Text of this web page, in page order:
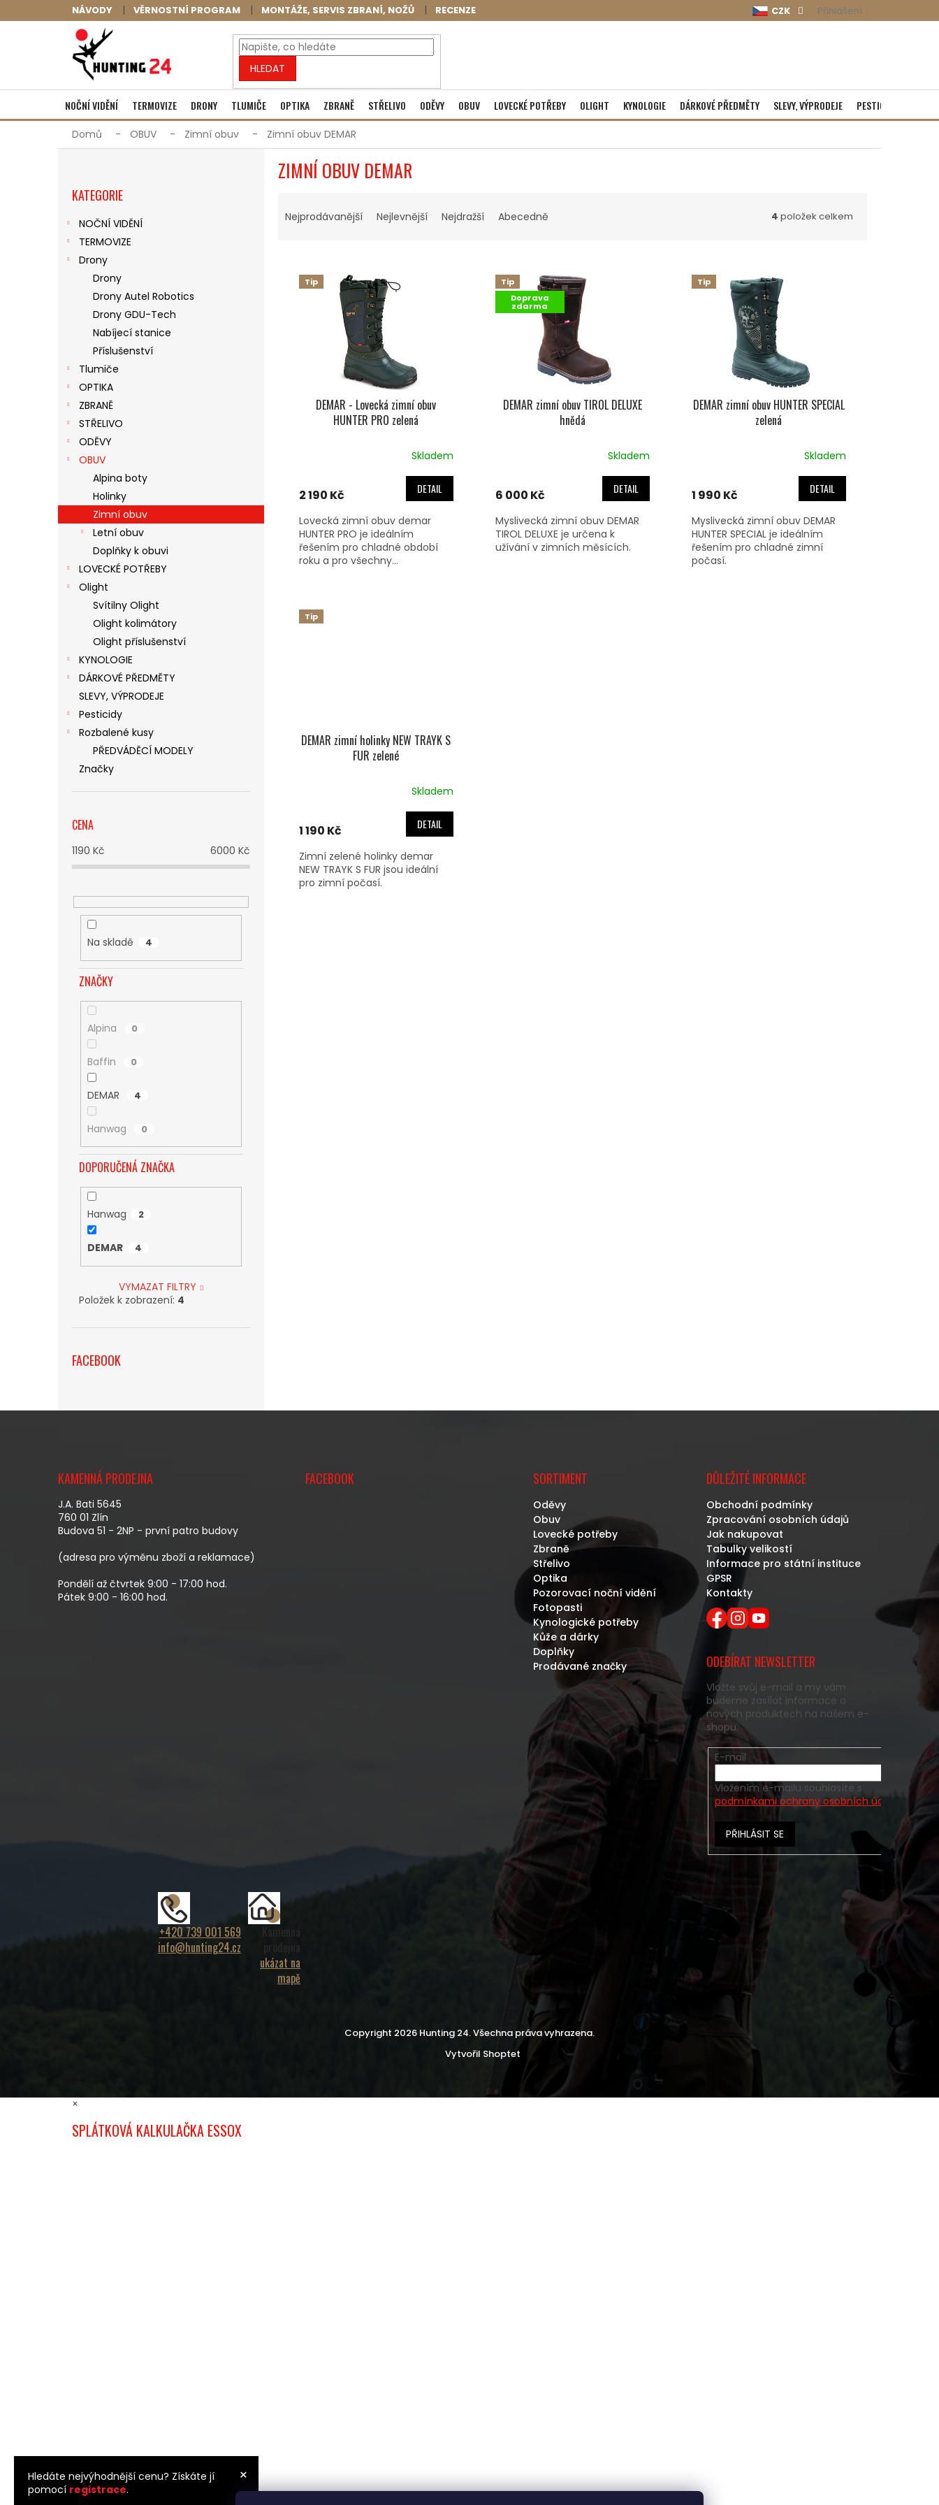
na
NÁVODY VĚRNOSTNÍ PROGRAM MONTÁŽE, SERVIS ZBRANÍ, NOŽŮ RECENZE CZK Přihlášení
HLEDAT
NÁKUPNÍ
KOŠÍK
Prázdný košík
NOČNÍ VIDĚNÍ TERMOVIZE DRONY TLUMIČE OPTIKA ZBRANĚ STŘELIVO ODĚVY OBUV LOVECKÉ POTŘEBY OLIGHT KYNOLOGIE DÁRKOVÉ PŘEDMĚTY SLEVY, VÝPRODEJE PESTICIDY
Domů OBUV Zimní obuv Zimní obuv DEMAR
P
kategorie
KATEGORIE
NOČNÍ VIDĚNÍ
TERMOVIZE
Drony
Drony
Drony Autel Robotics
Drony GDU-Tech
Nabíjecí stanice
Příslušenství
Tlumiče
OPTIKA
ZBRANĚ
STŘELIVO
ODĚVY
OBUV
Alpina boty
Holinky
Zimní obuv
Letní obuv
Doplňky k obuvi
LOVECKÉ POTŘEBY
Olight
Svítilny Olight
Olight kolimátory
Olight příslušenství
KYNOLOGIE
DÁRKOVÉ PŘEDMĚTY
SLEVY, VÝPRODEJE
Pesticidy
Rozbalené kusy
PŘEDVÁDĚCÍ MODELY
Značky
CENA
1190 Kč 6000 Kč
Na skladě 4
ZNAČKY
Alpina 0
Baffin 0
DEMAR 4
Hanwag 0
DOPORUČENÁ ZNAČKA
Hanwag 2
DEMAR 4
VYMAZAT FILTRY
Položek k zobrazení: 4
FACEBOOK
ZIMNÍ OBUV DEMAR
Nejprodávanější Nejlevnější Nejdražší Abecedně 4 položek celkem
Tip
DEMAR - Lovecká zimní obuv
HUNTER PRO zelená
Skladem
2 190 Kč DETAIL
Lovecká zimní obuv demar
HUNTER PRO je ideálním
řešením pro chladné období
roku a pro všechny...
Tip
Doprava
zdarma
DEMAR zimní obuv TIROL DELUXE
hnědá
Skladem
6 000 Kč DETAIL
Myslivecká zimní obuv DEMAR
TIROL DELUXE je určena k
užívání v zimních měsících.
Tip
DEMAR zimní obuv HUNTER SPECIAL
zelená
Skladem
1 990 Kč DETAIL
Myslivecká zimní obuv DEMAR
HUNTER SPECIAL je ideálním
řešením pro chladné zimní
počasí.
Tip
DEMAR zimní holinky NEW TRAYK S
FUR zelené
Skladem
1 190 Kč DETAIL
Zimní zelené holinky demar
NEW TRAYK S FUR jsou ideální
pro zimní počasí.
KAMENNÁ PRODEJNA
J.A. Bati 5645
760 01 Zlín
Budova 51 - 2NP - první patro budovy
(adresa pro výměnu zboží a reklamace)
Pondělí až čtvrtek 9:00 - 17:00 hod.
Pátek 9:00 - 16:00 hod.
FACEBOOK SORTIMENT
Oděvy
Obuv
Lovecké potřeby
Zbraně
Střelivo
Optika
Pozorovací noční vidění
Fotopasti
Kynologické potřeby
Kůže a dárky
Doplňky
Prodávané značky
DŮLEŽITÉ INFORMACE
Obchodní podmínky
Zpracování osobních údajů
Jak nakupovat
Tabulky velikostí
Informace pro státní instituce
GPSR
Kontakty
ODEBÍRAT NEWSLETTER
Vložte svůj e-mail a my vám
budeme zasílat informace o
nových produktech na našem e-
shopu.
E-mail
Vložením e-mailu souhlasíte s
podmínkami ochrany osobních údajů
PŘIHLÁSIT SE
+420 739 001 569
info@hunting24.cz
Kamenná
prodejna
ukázat na
mapě
Vytvořil Shoptet
Copyright 2026 Hunting 24. Všechna práva vyhrazena.
×
SPLÁTKOVÁ KALKULAČKA ESSOX
×
Hledáte nejvýhodnější cenu? Získáte jí
pomocí registrace.